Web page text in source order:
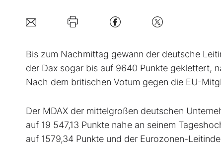
Bis zum Nachmittag gewann der deutsche
der Dax sogar bis auf 9640 Punkte geklettert,
Nach dem britischen Votum gegen die EU-
Der MDAX der mittelgroßen deutschen
auf 19 547,13 Punkte nahe an seinem
auf 1579,34 Punkte und der Eurozonen-